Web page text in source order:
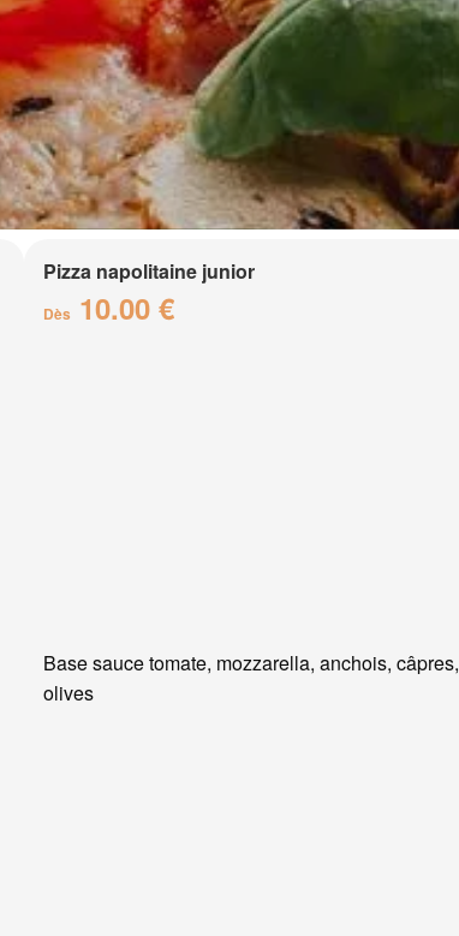
Pizza napolitaine junior
Dès 10.00 €
Base sauce tomate, mozzarella, anchois, câpres,
olives